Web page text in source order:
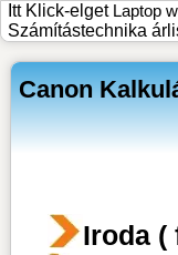
Itt Klick-elget Laptop
Számítástechnika
Canon
Iroda (